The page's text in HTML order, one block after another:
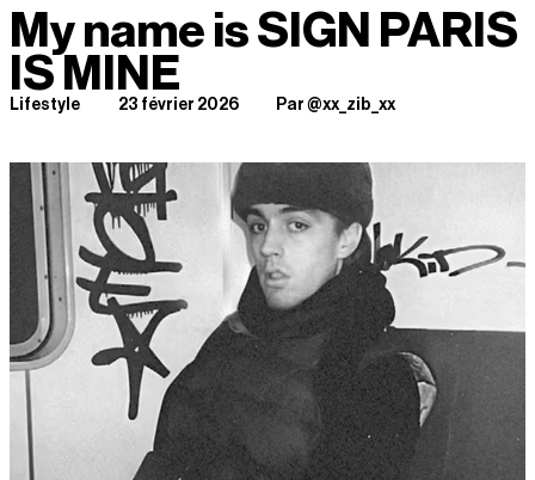
My name is SIGN PARIS
IS MINE
Lifestyle 23 février 2026 Par @xx_zib_xx